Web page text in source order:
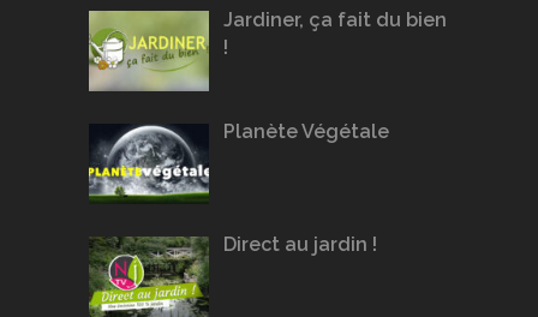
Jardiner, ça fait du bien
!
Planète Végétale
Direct au jardin !